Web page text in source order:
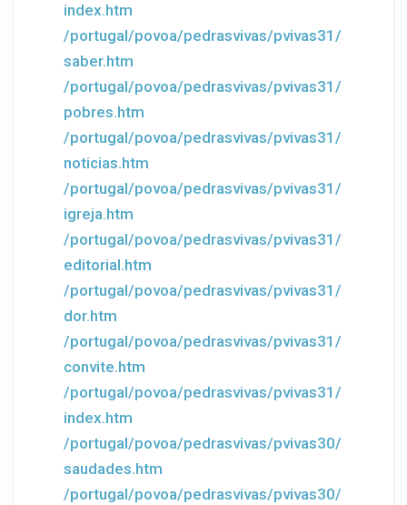
index.htm
/portugal/povoa/pedrasvivas/pvivas31/
saber.htm
/portugal/povoa/pedrasvivas/pvivas31/
pobres.htm
/portugal/povoa/pedrasvivas/pvivas31/
noticias.htm
/portugal/povoa/pedrasvivas/pvivas31/
igreja.htm
/portugal/povoa/pedrasvivas/pvivas31/
editorial.htm
/portugal/povoa/pedrasvivas/pvivas31/
dor.htm
/portugal/povoa/pedrasvivas/pvivas31/
convite.htm
/portugal/povoa/pedrasvivas/pvivas31/
index.htm
/portugal/povoa/pedrasvivas/pvivas30/
saudades.htm
/portugal/povoa/pedrasvivas/pvivas30/